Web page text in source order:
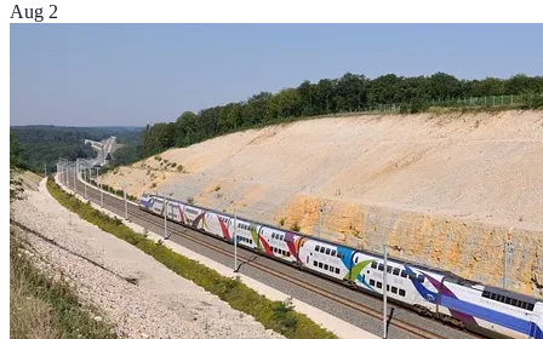
Aug 2